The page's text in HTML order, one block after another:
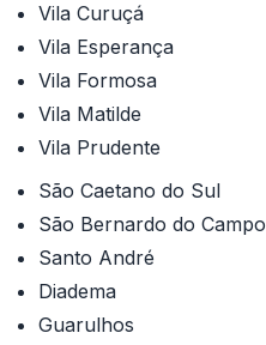
Vila Curuçá
Vila Esperança
Vila Formosa
Vila Matilde
Vila Prudente
São Caetano do Sul
São Bernardo do Campo
Santo André
Diadema
Guarulhos